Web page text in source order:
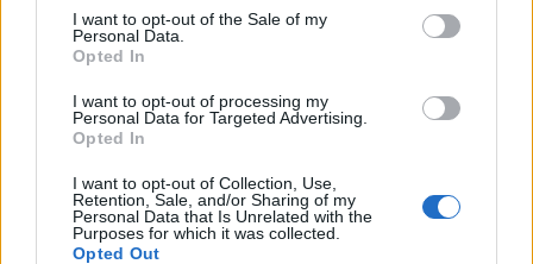
consent section.
I want to opt-out of the Sale of my
Personal Data.
Opted In
I want to opt-out of processing my
Personal Data for Targeted Advertising.
Opted In
I want to opt-out of Collection, Use,
Retention, Sale, and/or Sharing of my
Personal Data that Is Unrelated with the
Purposes for which it was collected.
Opted Out
forrás:www.iranymagyarorszag.hu
2013-14-ben EU forrás
felhasználásával ismét
megfelelően kiváló.